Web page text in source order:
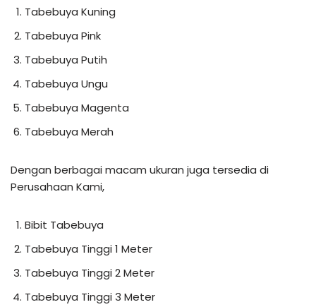
Tabebuya Kuning
Tabebuya Pink
Tabebuya Putih
Tabebuya Ungu
Tabebuya Magenta
Tabebuya Merah
Dengan berbagai macam ukuran juga tersedia di
Perusahaan Kami,
Bibit Tabebuya
Tabebuya Tinggi 1 Meter
Tabebuya Tinggi 2 Meter
Tabebuya Tinggi 3 Meter